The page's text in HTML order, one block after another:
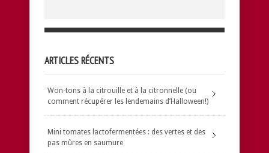
ARTICLES RÉCENTS
Won-tons à la citrouille et à la citronnelle (ou
comment récupérer les lendemains d’Halloween!)
Mini tomates lactofermentées : des vertes et des
pas mûres en saumure